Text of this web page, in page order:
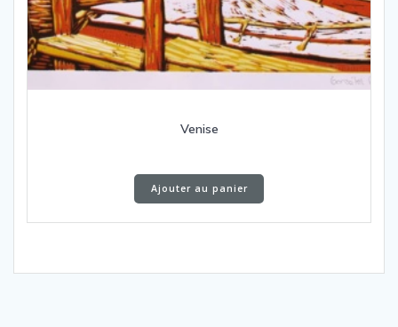
Venise
Ajouter au panier